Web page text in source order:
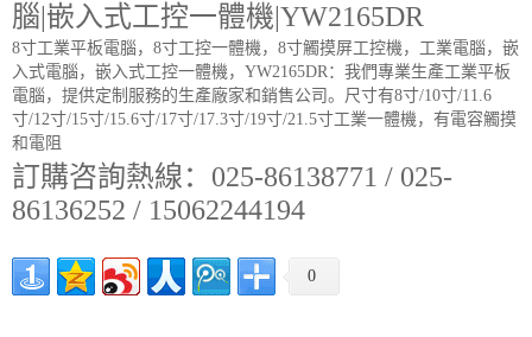
腦|嵌入式工控一體機|YW2165DR
8寸工業平板電腦，8寸工控一體機，8寸觸摸屏工控機，工業電腦，嵌
入式電腦，嵌入式工控一體機，YW2165DR：我們專業生產工業平板
電腦，提供定制服務的生產廠家和銷售公司。尺寸有8寸/10寸/11.6
寸/12寸/15寸/15.6寸/17寸/17.3寸/19寸/21.5寸工業一體機，有電容觸摸
和電阻
訂購咨詢熱線：025-86138771 / 025-
86136252 / 15062244194
0